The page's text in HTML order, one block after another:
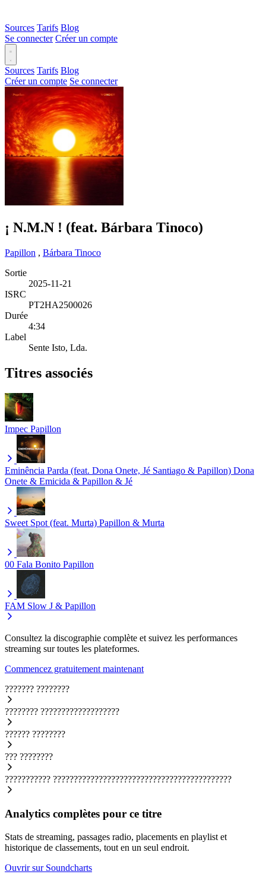
Sources Tarifs Blog
Se connecter Créer un compte
Sources Tarifs Blog
Créer un compte Se connecter
¡ N.M.N ! (feat. Bárbara Tinoco)
Papillon , Bárbara Tinoco
Sortie
2025-11-21
ISRC
PT2HA2500026
Durée
4:34
Label
Sente Isto, Lda.
Titres associés
Impec Papillon
Eminência Parda (feat. Dona Onete, Jé Santiago & Papillon) Dona
Onete & Emicida & Papillon & Jé
Sweet Spot (feat. Murta) Papillon & Murta
00 Fala Bonito Papillon
FAM Slow J & Papillon
Consultez la discographie complète et suivez les performances
streaming sur toutes les plateformes.
Commencez gratuitement maintenant
??????? ????????
???????? ???????????????????
?????? ????????
??? ????????
??????????? ???????????????????????????????????????????
Analytics complètes pour ce titre
Stats de streaming, passages radio, placements en playlist et
historique de classements, tout en un seul endroit.
Ouvrir sur Soundcharts